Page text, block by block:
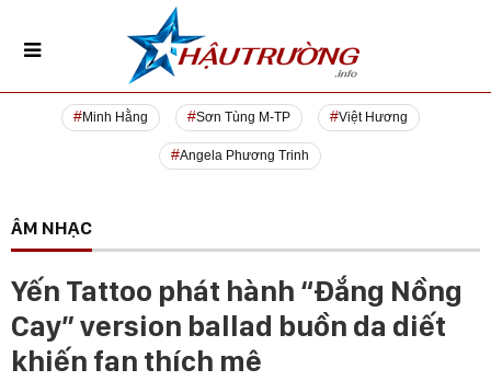
Minh Hằng Sơn Tùng M-TP Việt Hương
Angela Phương Trinh
ÂM NHẠC
Yến Tattoo phát hành “Đắng Nồng
Cay” version ballad buồn da diết
khiến fan thích mê